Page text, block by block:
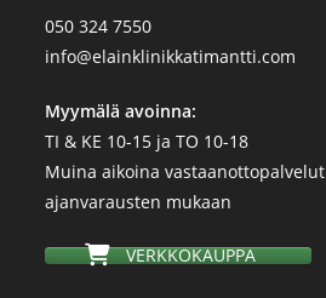
050 324 7550
info@elainklinikkatimantti.com
Myymälä avoinna:
TI & KE 10-15 ja TO 10-18
Muina aikoina vastaanottopalvelut
ajanvarausten mukaan
VERKKOKAUPPA